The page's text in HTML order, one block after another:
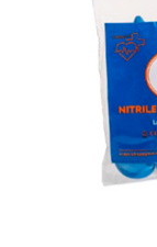
Alternativene